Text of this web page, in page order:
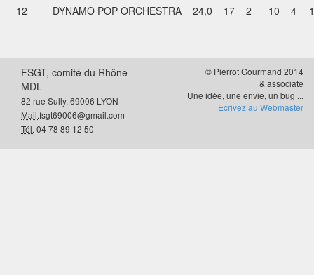
12
DYNAMO POP ORCHESTRA 24,0 17 2 10 4 1
FSGT, comité du Rhône -
MDL
82 rue Sully, 69006 LYON
Mail.fsgt69006@gmail.com
Tél. 04 78 89 12 50
© Pierrot Gourmand 2014
& associate
Une idée, une envie, un bug ...
Ecrivez au Webmaster